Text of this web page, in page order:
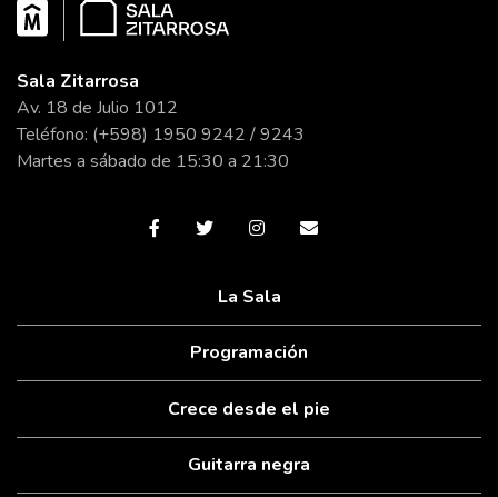
Sala Zitarrosa
Av. 18 de Julio 1012
Teléfono: (+598) 1950 9242 / 9243
Martes a sábado de 15:30 a 21:30
La Sala
Programación
Crece desde el pie
Guitarra negra